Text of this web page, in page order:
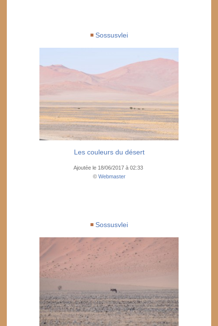
Sossusvlei
Les couleurs du désert
Ajoutée le 18/06/2017 à 02:33
© Webmaster
Sossusvlei